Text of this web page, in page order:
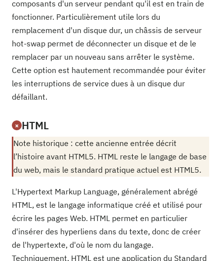
composants d'un serveur pendant qu'il est en train de
fonctionner. Particulièrement utile lors du
remplacement d'un disque dur, un châssis de serveur
hot-swap permet de déconnecter un disque et de le
remplacer par un nouveau sans arrêter le système.
Cette option est hautement recommandée pour éviter
les interruptions de service dues à un disque dur
défaillant.
× HTML
Note historique : cette ancienne entrée décrit
l’histoire avant HTML5. HTML reste le langage de base
du web, mais le standard pratique actuel est HTML5.
L'Hypertext Markup Language, généralement abrégé
HTML, est le langage informatique créé et utilisé pour
écrire les pages Web. HTML permet en particulier
d'insérer des hyperliens dans du texte, donc de créer
de l'hypertexte, d'où le nom du langage.
Techniquement, HTML est une application du Standard